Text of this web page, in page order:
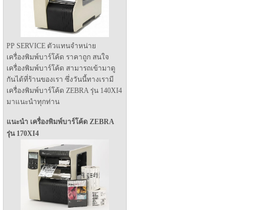
PP SERVICE ตัวแทนจำหน่าย
เครื่องพิมพ์บาร์โค้ด ราคาถูก สนใจ
เครื่องพิมพ์บาร์โค้ด สามารถเข้ามาดู
กันได้ที่ร้านของเรา ซึ่งวันนี้ทางเรามี
เครื่องพิมพ์บาร์โค้ด ZEBRA รุ่น 140XI4
มาแนะนำทุกท่าน
แนะนำ เครื่องพิมพ์บาร์โค้ด ZEBRA
รุ่น 170XI4